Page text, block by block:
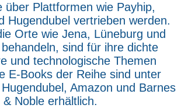
über Plattformen wie Payhip,
Hugendubel vertrieben werden.
Orte wie Jena, Lüneburg und
sind für ihre dichte
und technologische Themen
E-Books der Reihe sind unter
Amazon und Barnes
& Noble erhältlich.